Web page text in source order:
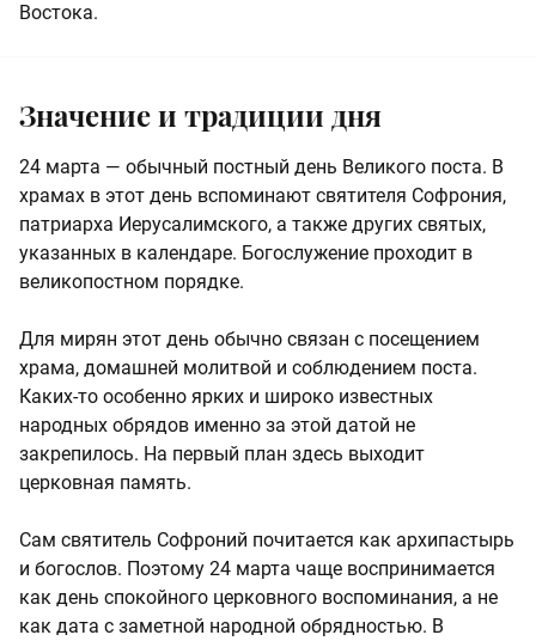
Востока.
Значение и традиции дня
24 марта — обычный постный день Великого поста. В
храмах в этот день вспоминают святителя Софрония,
патриарха Иерусалимского, а также других святых,
указанных в календаре. Богослужение проходит в
великопостном порядке.
Для мирян этот день обычно связан с посещением
храма, домашней молитвой и соблюдением поста.
Каких-то особенно ярких и широко известных
народных обрядов именно за этой датой не
закрепилось. На первый план здесь выходит
церковная память.
Сам святитель Софроний почитается как архипастырь
и богослов. Поэтому 24 марта чаще воспринимается
как день спокойного церковного воспоминания, а не
как дата с заметной народной обрядностью. В